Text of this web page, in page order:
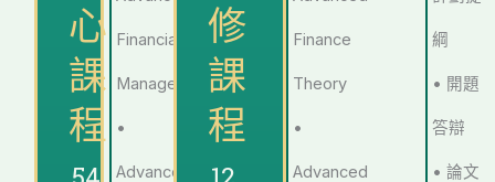
心
課
程
Financial
Management
•
Advanced
修
課
程
Finance
Theory
•
Advanced
綱
• 開題
答辯
• 論文